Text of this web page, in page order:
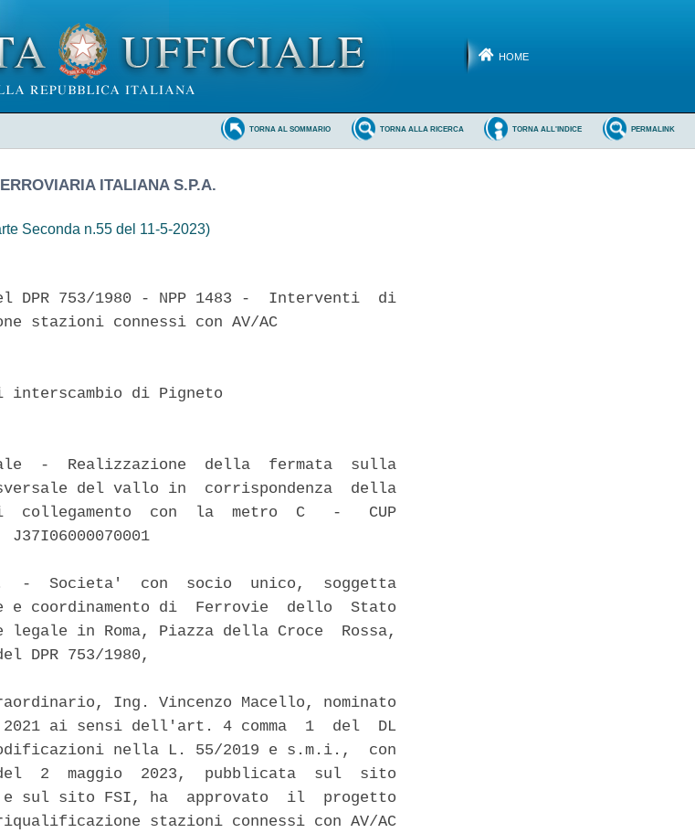
HOME
PERMALINK
TORNA ALL'INDICE
TORNA ALLA RICERCA
TORNA AL SOMMARIO
ITALIANA S.P.A.
Seconda n.55 del 11-5-2023)
DPR 753/1980 - NPP 1483 -  Interventi  di
stazioni connessi con AV/AC
interscambio di Pigneto
-  Realizzazione  della  fermata  sulla
del vallo in  corrispondenza  della
collegamento  con  la  metro  C   -   CUP
J37I06000070001
-  Societa'  con  socio  unico,  soggetta
di  Ferrovie  dello  Stato
in Roma, Piazza della Croce  Rossa,
753/1980,
Ing. Vincenzo Macello, nominato
2021 ai sensi dell'art. 4 comma  1  del  DL
nella L. 55/2019 e s.m.i.,  con
2  maggio  2023,  pubblicata  sul  sito
e sul sito FSI, ha  approvato  il  progetto
stazioni connessi con AV/AC